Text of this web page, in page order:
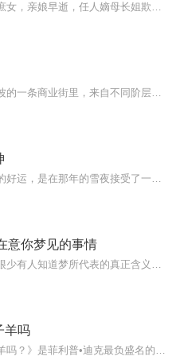
意你梦见的事情
羊吗